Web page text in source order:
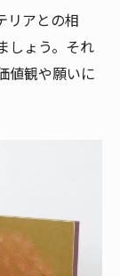
リアとの相
しょう。それ
値観や願いに